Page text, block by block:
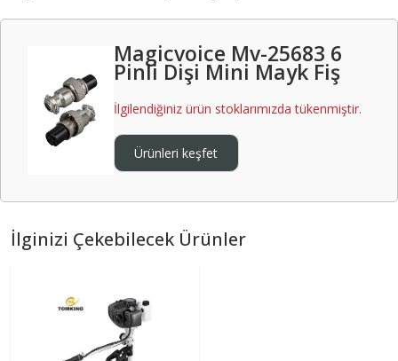
Magicvoice Mv-25683 6
Pinli Dişi Mini Mayk Fiş
İlgilendiğiniz ürün stoklarımızda tükenmiştir.
Ürünleri keşfet
İlginizi Çekebilecek Ürünler